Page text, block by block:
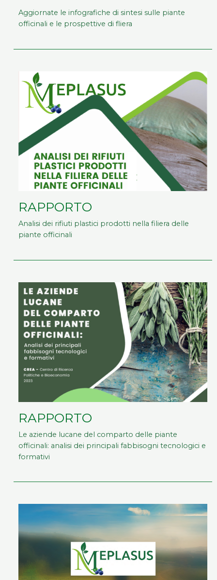
Aggiornate le infografiche di sintesi sulle piante
officinali e le prospettive di fliera
RAPPORTO
Analisi dei rifiuti plastici prodotti nella filiera delle
piante officinali
RAPPORTO
Le aziende lucane del comparto delle piante
officinali: analisi dei principali fabbisogni tecnologici e
formativi